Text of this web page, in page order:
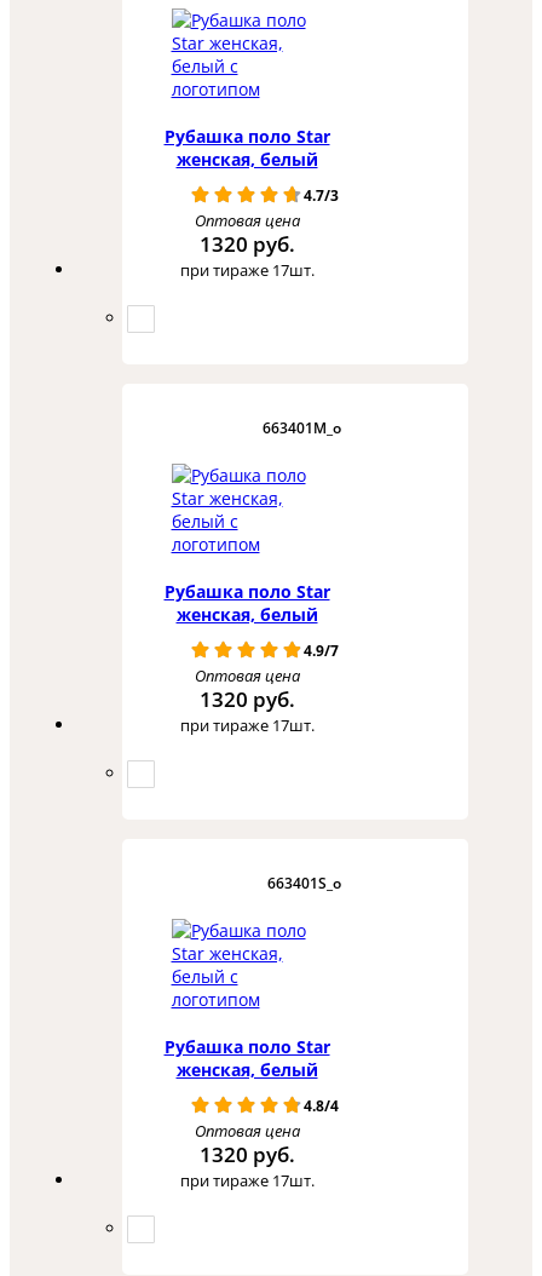
Рубашка поло Star
женская, белый
4.7/3
Оптовая цена
1320 руб.
при тираже 17шт.
663401M_o
Рубашка поло Star
женская, белый
4.9/7
Оптовая цена
1320 руб.
при тираже 17шт.
663401S_o
Рубашка поло Star
женская, белый
4.8/4
Оптовая цена
1320 руб.
при тираже 17шт.